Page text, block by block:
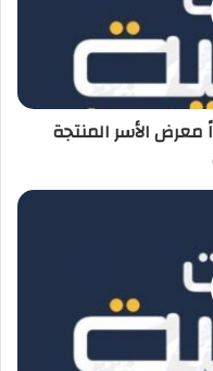
معرض الأسر المنتجة